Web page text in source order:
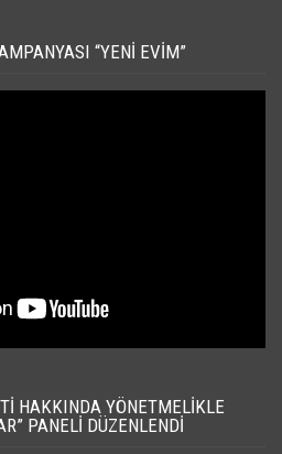
“YENI EVIM”
HAKKINDA YÖNETMELIKLE
PANELI DÜZENLENDI